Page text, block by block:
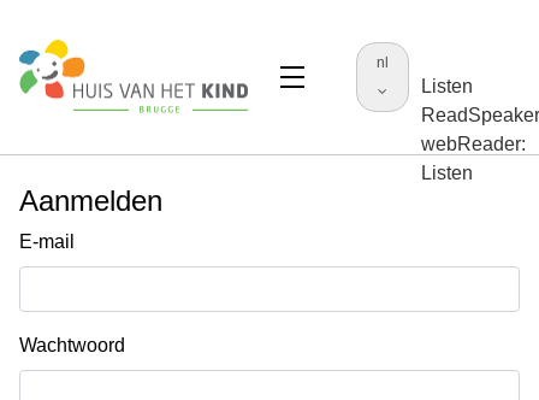
nl
Listen
ReadSpeaker
webReader:
Listen
Aanmelden
E-mail
Wachtwoord